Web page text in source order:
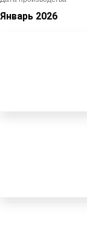
Январь 2026